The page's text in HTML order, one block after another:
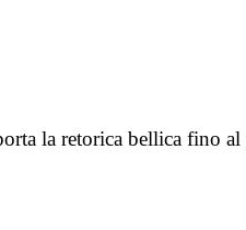
la retorica bellica fino al